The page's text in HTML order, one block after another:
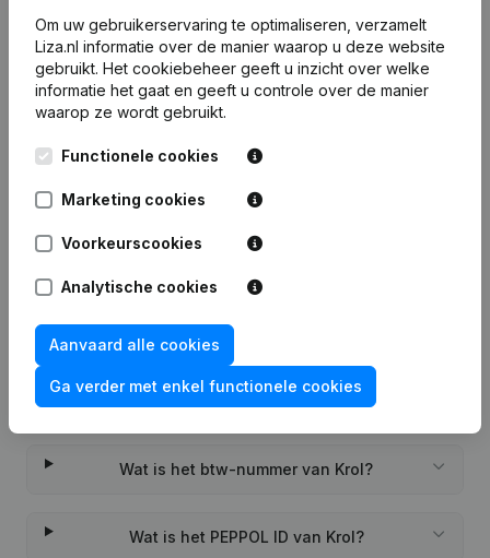
Financiële gegevens van Krol
2024 2023 2022 2021
vermogen
25.131 27.891
Personeel 0
Veelgestelde vragen
Wat is het KVK-nummer van Krol?
Wat is het btw-nummer van Krol?
Wat is het PEPPOL ID van Krol?
Om uw gebruikerservaring te optimaliseren, verzamelt
Liza.nl informatie over de manier waarop u deze website
gebruikt. Het cookiebeheer geeft u inzicht over welke
informatie het gaat en geeft u controle over de manier
waarop ze wordt gebruikt.
Functionele cookies
Marketing cookies
Voorkeurscookies
Analytische cookies
Aanvaard alle cookies
Ga verder met enkel functionele cookies